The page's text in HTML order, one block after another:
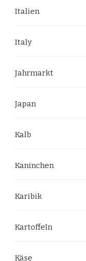
Italien
Italy
Jahrmarkt
Japan
Kalb
Kaninchen
Karibik
Kartoffeln
Käse